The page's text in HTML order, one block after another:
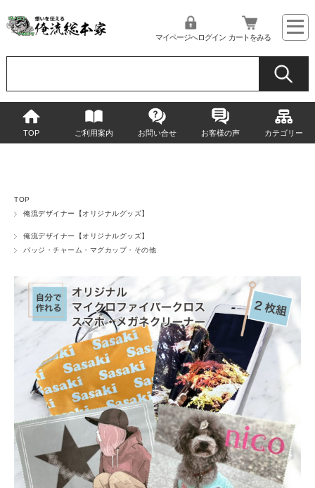
マイページへログイン カートをみる
TOP ご利用案内 お問い合せ お客様の声 カテゴリー
TOP
俺流デザイナー【オリジナルグッズ】
俺流デザイナー【オリジナルグッズ】
バッジ・チャーム・マグカップ・その他